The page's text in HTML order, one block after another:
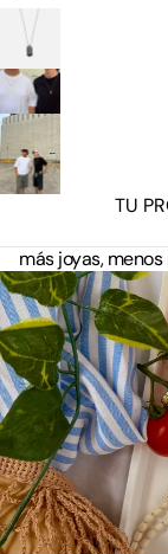
TU
más joyas,